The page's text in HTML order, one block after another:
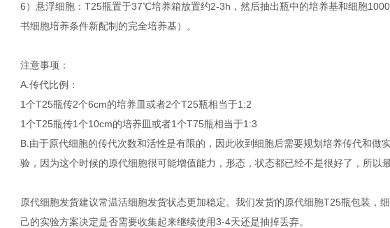
6）悬浮细胞：T25瓶置于37℃培养箱放置约2-3h，然后抽出瓶中的培养基和细胞
书细胞培养条件新配制的完全培养基）。
注意事项：
A.传代比例：
1个T25瓶传2个6cm的培养皿或者2个T25瓶相当于1:2
1个T25瓶传1个10cm的培养皿或者1个T75瓶相当于1:3
B.由于原代细胞的传代次数和活性是有限的，因此收到细胞后需要规划培养传代和
验，因为这个时候的原代细胞很可能增值能力，形态，状态都已经不是很好了，所以
原代细胞发货建议常温活细胞发货状态更加稳定。我们发货的原代细胞T25瓶包装，
己的实验方案决定是否需要收集起来继续使用3-4天还是抽掉丢弃。